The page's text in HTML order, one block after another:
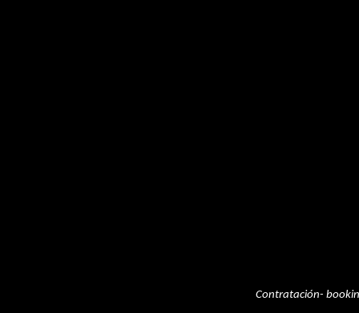
Contratación-